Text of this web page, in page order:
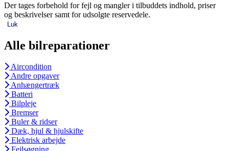
Der tages forbehold for fejl og mangler i tilbuddets indhold, priser
og beskrivelser samt for udsolgte reservedele.
Luk
Alle bilreparationer
Aircondition
Andre opgaver
Anhængertræk
Batteri
Bilpleje
Bremser
Buler & ridser
Dæk, hjul & hjulskifte
Elektrisk arbejde